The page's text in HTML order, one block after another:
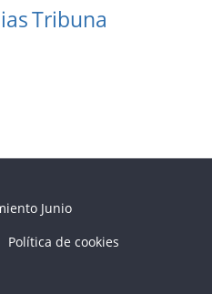
Tribuna
Política de cookies